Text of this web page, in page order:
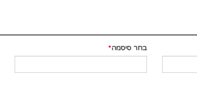
בחר סיסמה